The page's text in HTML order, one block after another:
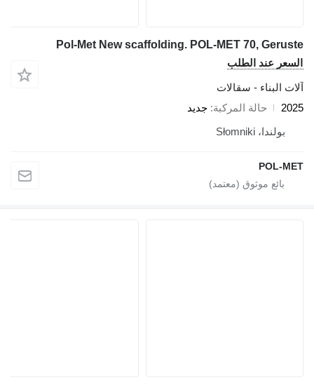
Pol-Met New scaffolding. POL-MET 70, Geruste
السعر عند الطلب
آلات البناء - سقالات
2025
حالة المركبة جديد
بولندا، Słomniki
POL-MET